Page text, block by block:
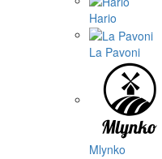
Hario
La Pavoni
Mlynko